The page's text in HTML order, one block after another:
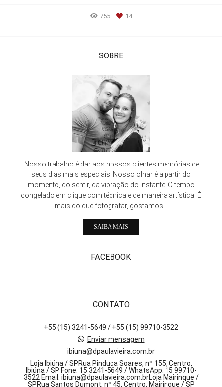
755 14
SOBRE
Nosso trabalho é dar aos nossos clientes memórias de
seus dias mais especiais. Nosso olhar é a partir do
momento, do sentir, da vibração do instante. O tempo
congelado em clique com técnica e de maneira artística. É
mais do que fotografar, gostamos...
SAIBA MAIS
FACEBOOK
CONTATO
+55 (15) 3241-5649 / +55 (15) 99710-3522
Enviar mensagem
ibiuna@dpaulavieira.com.br
Loja Ibiúna / SPRua Pinduca Soares, nº 155, Centro,
Ibiúna / SP Fone: 15 3241-5649 / WhatsApp: 15 99710-
3522 Email: ibiuna@dpaulavieira.com.brLoja Mairinque /
SPRua Santos Dumont, nº 45, Centro, Mairinque / SP